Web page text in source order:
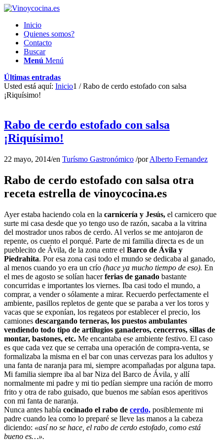
Inicio
Quienes somos?
Contacto
Buscar
Menú Menú
Últimas entradas
Usted está aquí: Inicio1 / Rabo de cerdo estofado con salsa
¡Riquísimo!
Rabo de cerdo estofado con salsa
¡Riquísimo!
22 mayo, 2014/en Turísmo Gastronómico /porAlberto Fernandez
Rabo de cerdo estofado con salsa otra
receta estrella de vinoycocina.es
Ayer estaba haciendo cola en la carnicería y Jesús, el carnicero que
surte mi casa desde que yo tengo uso de razón, sacaba a la vitrina
del mostrador unos rabos de cerdo. Al verlos se me antojaron de
repente, os cuento el porqué. Parte de mi familia directa es de un
pueblecito de Ávila, de la zona entre el Barco de Ávila y
Piedrahita. Por esa zona casi todo el mundo se dedicaba al ganado,
al menos cuando yo era un crío (hace ya mucho tiempo de eso). En
el mes de agosto se solían hacerferias de ganado bastante
concurridas e importantes los viernes. Iba casi todo el mundo, a
comprar, a vender o sólamente a mirar. Recuerdo perfectamente el
ambiente, pasillos repletos de gente que se paraba a ver los toros y
vacas que se exponían, los regateos por establecer el precio, los
camiones descargando terneras, los puestos ambulantes
vendiendo todo tipo de artilugios ganaderos, cencerros, sillas de
montar, bastones, etc. Me encantaba ese ambiente festivo. El caso
es que cada vez que se cerraba una operación de compra-venta, se
formalizaba la misma en el bar con unas cervezas para los adultos y
una fanta de naranja para mi, siempre acompañadas por alguna tapa.
Mi familia siempre iba al bar Niza del Barco de Ávila, y allí
normalmente mi padre y mi tio pedían siempre una ración de morro
frito y otra de rabo guisado, que buenos me sabían esos aperitivos
con mi fanta de naranja.
Nunca antes había cocinado el rabo de cerdo, posiblemente mi
padre cuando lea como lo preparé se lleve las manos a la cabeza
diciendo: «así no se hace, el rabo de cerdo estofado, como está
bueno es…».